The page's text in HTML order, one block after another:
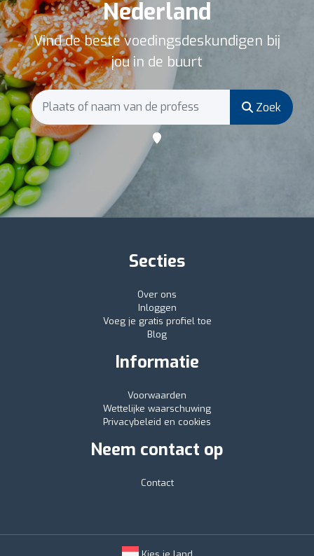
Nederland
Vind de beste voedingsdeskundigen bij
jou in de buurt
Zoek
Secties
Over ons
Inloggen
Voeg je gratis profiel toe
Blog
Informatie
Voorwaarden
Wettelijke waarschuwing
Privacybeleid en cookies
Neem contact op
Contact